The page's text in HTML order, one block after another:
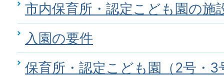
市内保育所・認定こども園の施
入園の要件
保育所・認定こども園（2号・